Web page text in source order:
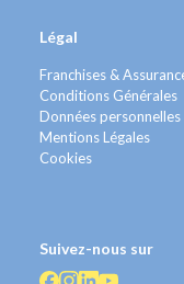
Légal
Franchises &
Conditions Générales
Données personnelles
Mentions Légales
Cookies
Suivez-nous sur